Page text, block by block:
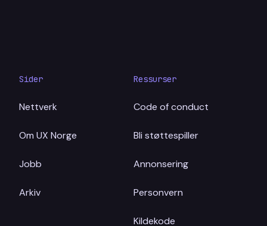
Sider
Nettverk
Om UX Norge
Jobb
Arkiv
Ressurser
Code of conduct
Bli støttespiller
Annonsering
Personvern
Kildekode